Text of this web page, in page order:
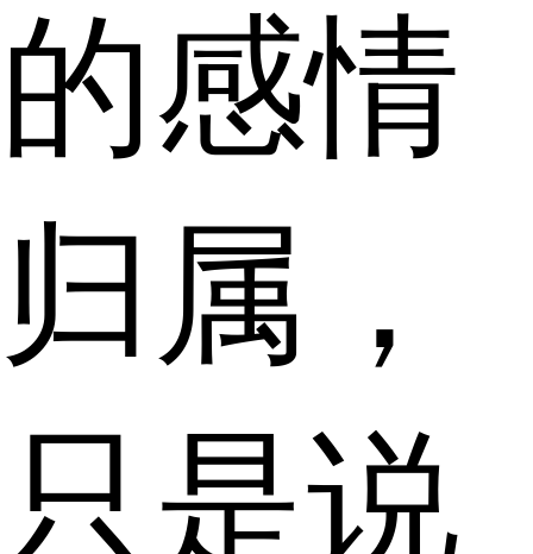
的感情
归属，
只是说